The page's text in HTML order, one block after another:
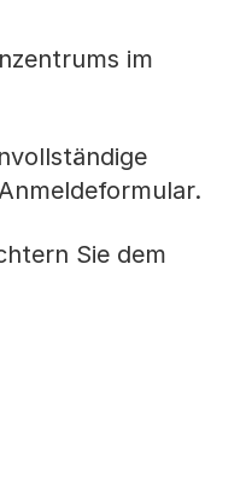
im
Sie dem